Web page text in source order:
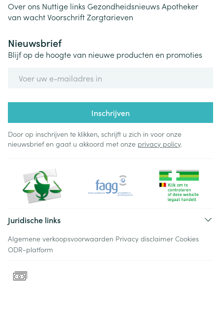
Over ons Nuttige links Gezondheidsnieuws Apotheker
van wachtVoorschriftZorgtarieven
Nieuwsbrief
Blijf op de hoogte van nieuwe producten en promoties
Inschrijven
Door op inschrijven te klikken, schrijft u zich in voor onze
nieuwsbrief en gaat u akkoord met onze privacy policy.
Juridische links
Algemene verkoopsvoorwaarden Privacy disclaimer Cookies
ODR-platform